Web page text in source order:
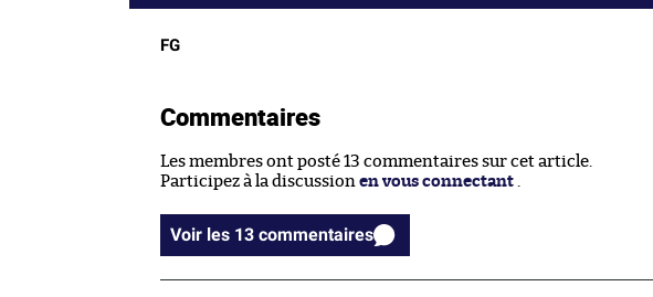
FG
Commentaires
Les membres ont posté 13 commentaires sur cet article.
Participez à la discussion en vous connectant
Voir les 13 commentaires